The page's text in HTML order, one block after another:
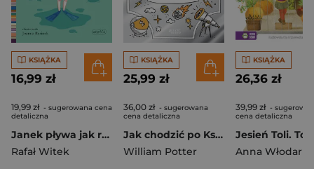
KSIĄŻKA
16,99 zł
19,99 zł - sugerowana cena
detaliczna
Janek pływa jak ryba. Czytam sobie. Poziom 2
Rafał Witek
KSIĄŻKA
25,99 zł
36,00 zł - sugerowana
cena detaliczna
Jak chodzić po Księżycu i inne sekrety fizyki
William Potter
KSIĄŻKA
26,36 zł
39,99 zł -
cena detaliczna
Jesień Toli.